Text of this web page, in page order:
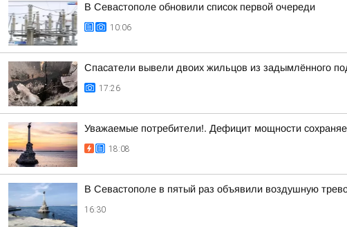
В Севастополе обновили список первой очереди
10:06
Спасатели вывели двоих жильцов из задымлённого
17:26
Уважаемые потребители!. Дефицит мощности
18:08
В Севастополе в пятый раз объявили воздушную
16:30